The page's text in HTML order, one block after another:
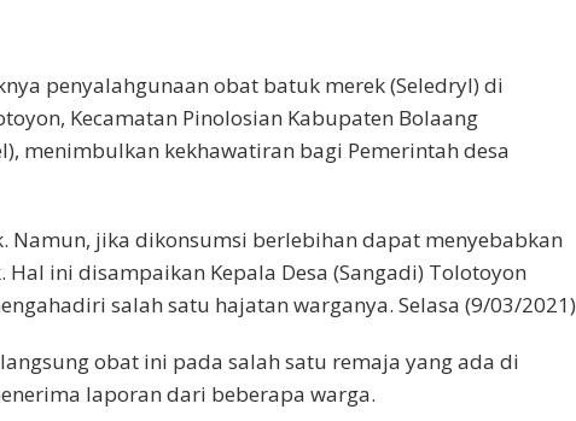
penyalahgunaan obat batuk merek (Seledryl) di
Kecamatan Pinolosian Kabupaten Bolaang
menimbulkan kekhawatiran bagi Pemerintah desa
Namun, jika dikonsumsi berlebihan dapat menyebabkan
ini disampaikan Kepala Desa (Sangadi) Tolotoyon
salah satu hajatan warganya. Selasa (9/03/2021)
obat ini pada salah satu remaja yang ada di
laporan dari beberapa warga.